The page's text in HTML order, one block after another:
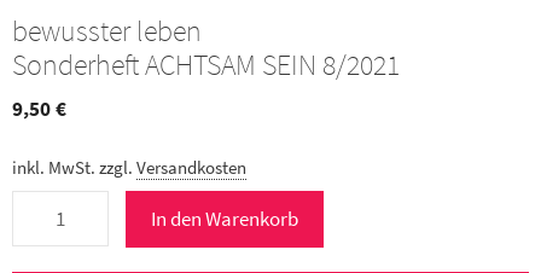
bewusster leben
Sonderheft ACHTSAM SEIN 8/2021
9,50€
inkl. MwSt. zzgl. Versandkosten
In den Warenkorb